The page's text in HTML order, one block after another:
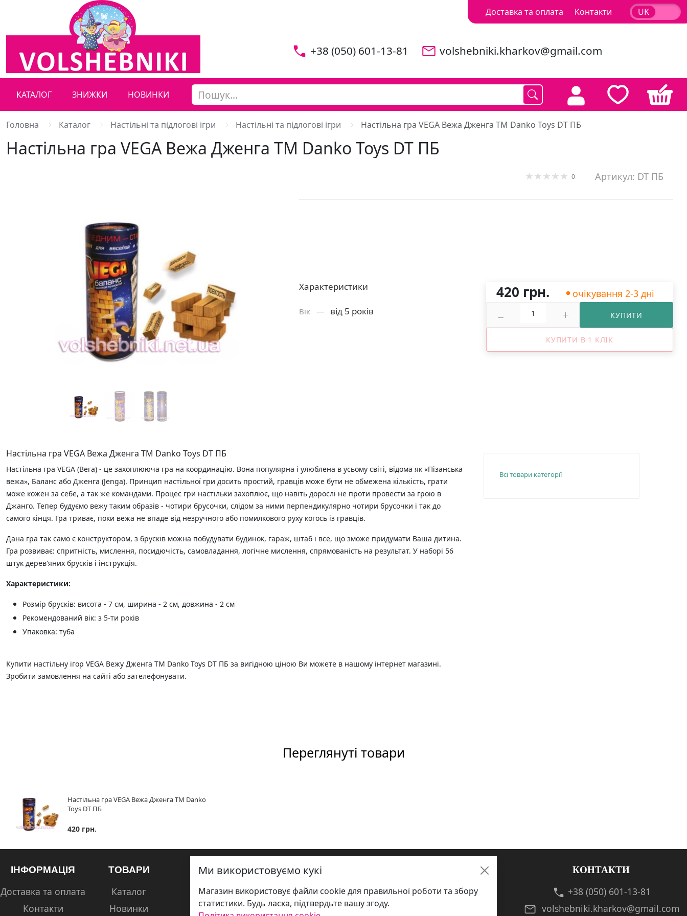
Доставка та оплата Контакти UK
+38 (050) 601-13-81 volshebniki.kharkov@gmail.com
КАТАЛОГ ЗНИЖКИ НОВИНКИ
Головна Каталог Настільні та підлогові ігри Настільні та підлогові ігри Настільна гра VEGA Вежа Дженга ТМ Danko Toys DT ПБ
Настільна гра VEGA Вежа Дженга ТМ Danko Toys DT ПБ
0 Артикул: DT ПБ
Характеристики
Вік — від 5 років
420 грн. очікування 2-3 дні
КУПИТИ
КУПИТИ В 1 КЛІК
Настільна гра VEGA Вежа Дженга ТМ Danko Toys DT ПБ
Настільна гра VEGA (Вега) - це захоплююча гра на координацію. Вона популярна і улюблена в усьому світі, відома як «Пізанська
вежа», Баланс або Дженга (Jenga). Принцип настільної гри досить простий, гравців може бути не обмежена кількість, грати
може кожен за себе, а так же командами. Процес гри настільки захоплює, що навіть дорослі не проти провести за грою в
Джанго. Тепер будуємо вежу таким образів - чотири брусочки, слідом за ними перпендикулярно чотири брусочки і так до
самого кінця. Гра триває, поки вежа не впаде від незручного або помилкового руху когось із гравців.
Дана гра так само є конструктором, з брусків можна побудувати будинок, гараж, штаб і все, що зможе придумати Ваша дитина.
Гра розвиває: спритність, мислення, посидючість, самовладання, логічне мислення, спрямованість на результат. У наборі 56
штук дерев'яних брусків і інструкція.
Характеристики:
Розмір брусків: висота - 7 см, ширина - 2 см, довжина - 2 см
Рекомендований вік: з 5-ти років
Упаковка: туба
Купити настільну ігор VEGA Вежу Дженга ТМ Danko Toys DT ПБ за вигідною ціною Ви можете в нашому інтернет магазині.
Зробити замовлення на сайті або зателефонувати.
Всі товари категорії
Переглянуті товари
Настільна гра VEGA Вежа Дженга ТМ Danko
Toys DT ПБ
420 грн.
ІНФОРМАЦІЯ
Доставка та оплата
Контакти
ТОВАРИ
Каталог
Новинки
КОНТАКТИ
+38 (050) 601-13-81
volshebniki.kharkov@gmail.com
Ми використовуємо кукі
Магазин використовує файли cookie для правильної роботи та збору
статистики. Будь ласка, підтвердьте вашу згоду.